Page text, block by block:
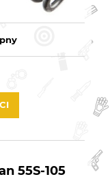
55S-105